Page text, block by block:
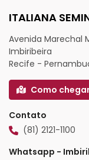
ITALIANA
Avenida Marechal
Imbiribeira
Recife -
Como
Contato
(81) 2121-1100
Whatsapp -